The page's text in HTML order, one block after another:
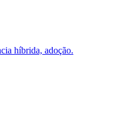
híbrida, adoção.